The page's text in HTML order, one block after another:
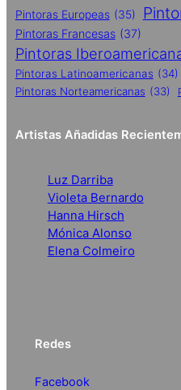
Pintoras Europeas (35)
Pintoras Francesas (37)
Pintoras
Pintoras Latinoamericanas (34)
Pintoras Norteamericanas (33)
Artistas Añadidas
Luz Darriba
Violeta Bernardo
Hanna Hirsch
Mónica Alonso
Elena Colmeiro
Redes
Facebook